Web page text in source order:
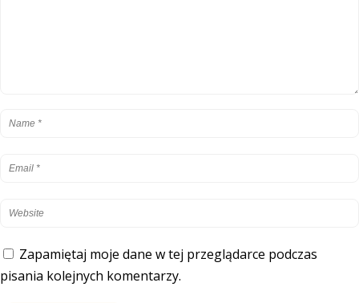
Zapamiętaj moje dane w tej przeglądarce podczas
pisania kolejnych komentarzy.